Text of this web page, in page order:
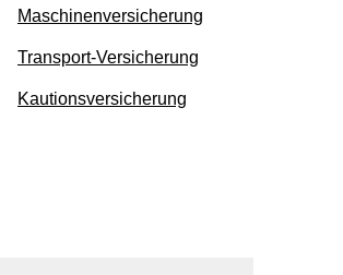
Maschinenversicherung
Transport-Versicherung
Kautionsversicherung